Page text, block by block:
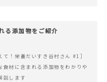
る添加物をご紹介
て！栄養だいすき谷村さん #1］
食材に含まれる添加物をわかりや
説します